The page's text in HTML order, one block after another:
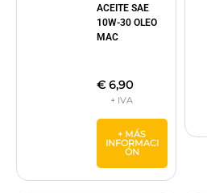
ACEITE SAE
10W-30 OLEO
MAC
€6,90
+ MÁS
INFORMACI
ÓN